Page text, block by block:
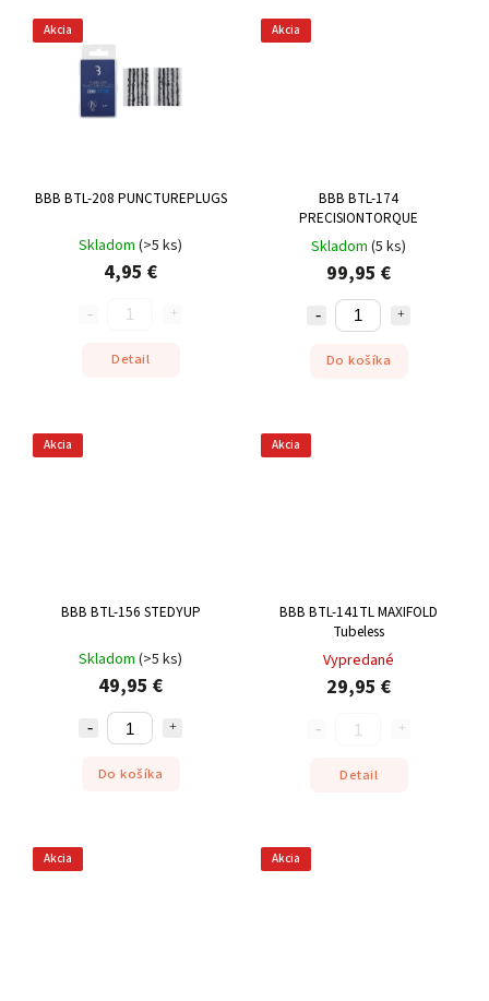
Akcia
BBB BTL-208 PUNCTUREPLUGS
Skladom (>5 ks)
4,95 €
Detail
Akcia
BBB BTL-174
PRECISIONTORQUE
Skladom (5 ks)
99,95 €
Do košíka
Akcia
BBB BTL-156 STEDYUP
Skladom (>5 ks)
49,95 €
Do košíka
Akcia
BBB BTL-141TL MAXIFOLD
Tubeless
Vypredané
29,95 €
Detail
Akcia Akcia